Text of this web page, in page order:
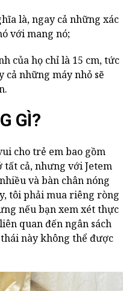
là, ngay cả những xác
với mang nó;
của họ chỉ là 15 cm, tức
cả những máy nhỏ sẽ
GÌ?
cho trẻ em bao gồm
cả, nhưng với Jetem
và bàn chân nóng
tôi phải mua riêng ròng
nếu bạn xem xét thực
quan đến ngân sách
này không thể được